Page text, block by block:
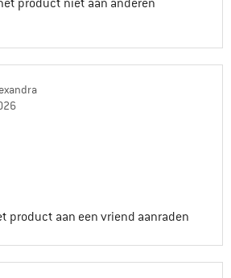
product aan een vriend aanraden